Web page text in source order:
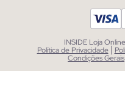
INSIDE Loja
Política de Privacidade |
Condições Gerais